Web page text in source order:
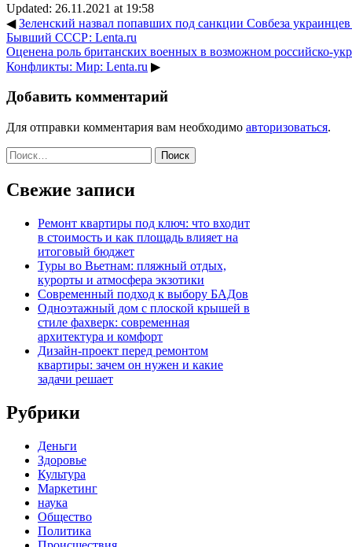
Updated: 26.11.2021 at 19:58
◀Зеленский назвал попавших под санкции Совбеза
Бывший СССР: Lenta.ru
Оценена роль британских военных в возможном российско-
Конфликты: Мир: Lenta.ru ▶
Добавить комментарий
Для отправки комментария вам необходимо авторизоваться.
Найти:
Свежие записи
Ремонт квартиры под ключ: что входит
в стоимость и как площадь влияет на
итоговый бюджет
Туры во Вьетнам: пляжный отдых,
курорты и атмосфера экзотики
Современный подход к выбору БАДов
Одноэтажный дом с плоской крышей в
стиле фахверк: современная
архитектура и комфорт
Дизайн-проект перед ремонтом
квартиры: зачем он нужен и какие
задачи решает
Рубрики
Деньги
Здоровье
Культура
Маркетинг
наука
Общество
Политика